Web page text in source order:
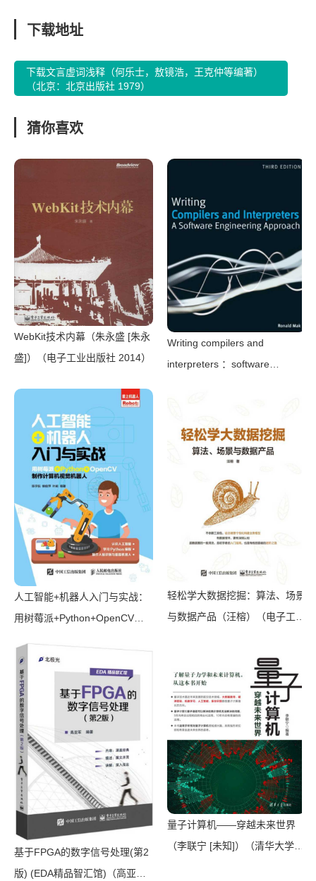
下载地址
下载文言虚词浅释（何乐士，敖镜浩，王克仲等编著）
（北京：北京出版社 1979）
猜你喜欢
WebKit技术内幕（朱永盛 [朱永
盛]）（电子工业出版社 2014）
Writing compilers and
interpreters ：software
Publishing 2009）
人工智能+机器人入门与实战：
用树莓派+Python+OpenCV制
侯俊萍，叶昶）（人民邮电出版
社有限公司 2020）
轻松学大数据挖掘：算法、场景
与数据产品（汪榕）（电子工业
基于FPGA的数字信号处理(第2
版) (EDA精品智汇馆)（高亚
量子计算机——穿越未来世界
（李联宁 [未知]）（清华大学出